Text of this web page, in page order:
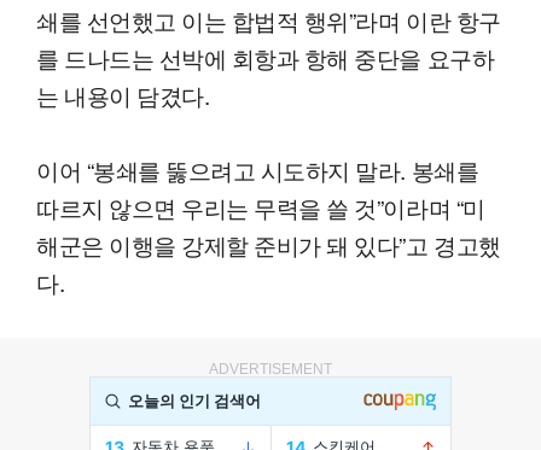
쇄를 선언했고 이는 합법적 행위”라며 이란 항구
를 드나드는 선박에 회항과 항해 중단을 요구하
는 내용이 담겼다.
이어 “봉쇄를 뚫으려고 시도하지 말라. 봉쇄를
따르지 않으면 우리는 무력을 쓸 것”이라며 “미
해군은 이행을 강제할 준비가 돼 있다”고 경고했
다.
ADVERTISEMENT